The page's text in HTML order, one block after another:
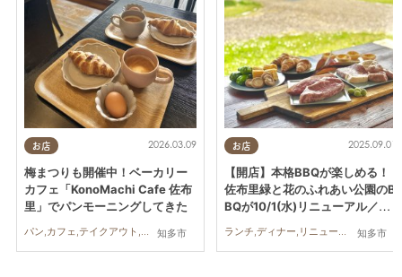
お店
知多市
2026.03.09
梅まつりも開催中！ベーカリー
カフェ「KonoMachi Cafe 佐布
里」でパンモーニングしてきた
お店
知多市
2025.09.01
【開店】本格BBQが楽しめる！
佐布里緑と花のふれあい公園のB
BQが10/1(水)リニューアル／ち